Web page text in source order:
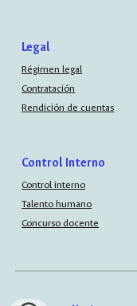
Legal
Régimen legal
Contratación
Rendición de cuentas
Control Interno
Control interno
Talento humano
Concurso docente